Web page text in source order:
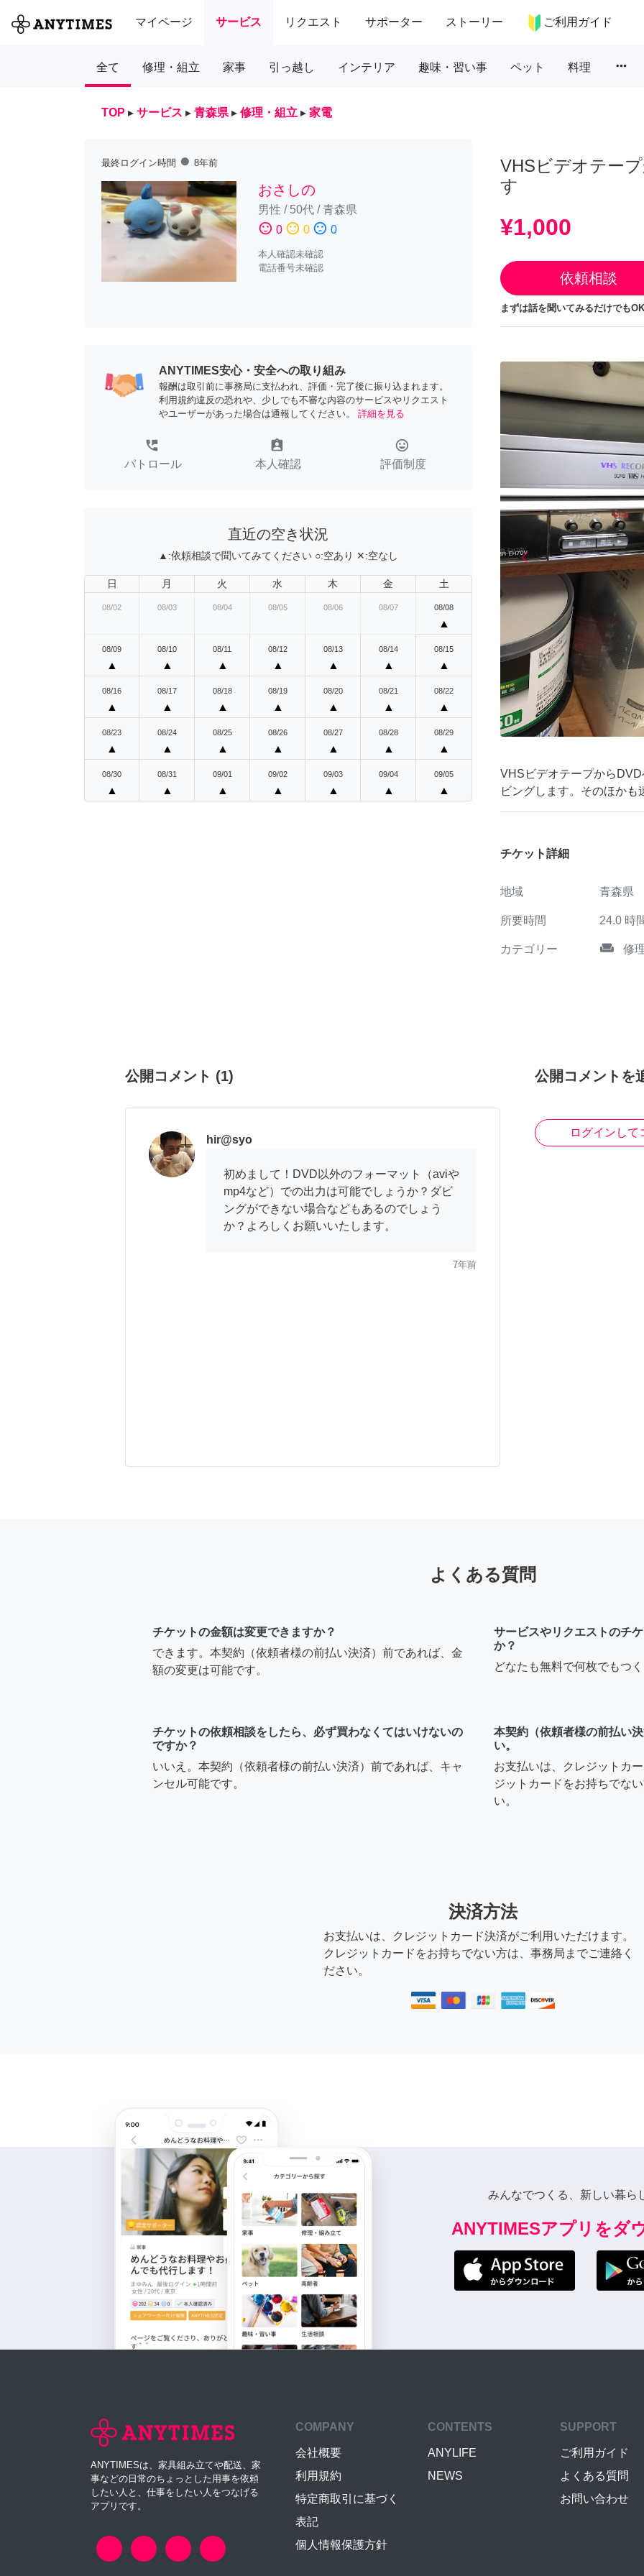
マイページ サービス リクエスト サポーター ストーリー ご利用ガイド
全て 修理・組立 家事 引っ越し インテリア 趣味・習い事 ペット 料理 more_horiz
TOP ▸ サービス ▸ 青森県 ▸ 修理・組立 ▸ 家電
最終ログイン時間 fiber_manual_record 8年前
おさしの
男性 / 50代/青森県
sentiment_satisfied 0 sentiment_neutral 0 sentiment_dissatisfied 0
本人確認未確認
電話番号未確認
ANYTIMES安心・安全への取り組み
報酬は取引前に事務局に支払われ、評価・完了後に振り込まれます。
利用規約違反の恐れや、少しでも不審な内容のサービスやリクエスト
やユーザーがあった場合は通報してください。
詳細を見る
perm_phone_msg
パトロール
assignment_ind
本人確認
tag_faces
評価制度
直近の空き状況
▲:依頼相談で聞いてみてください ○:空あり ✕:空なし
日 月 火 水 木 金 土
08/02 08/03 08/04 08/05 08/06 08/07 08/08
▲
08/09
▲
08/10
▲
08/11
▲
08/12
▲
08/13
▲
08/14
▲
08/15
▲
08/16
▲
08/17
▲
08/18
▲
08/19
▲
08/20
▲
08/21
▲
08/22
▲
08/23
▲
08/24
▲
08/25
▲
08/26
▲
08/27
▲
08/28
▲
08/29
▲
08/30
▲
08/31
▲
09/01
▲
09/02
▲
09/03
▲
09/04
▲
09/05
▲
VHSビデオテー
す
¥1,000
依頼相談
まずは話を聞いてみるだけでも
arrow_back_iosPrevious
VHSビデオテープから
ビングします。そのほかも
チケット詳細
地域 青森県
所要時間 24.0 時
カテゴリー weekend 修
公開コメント (1)
hir@syo
初めまして！DVD以外のフォーマット（aviや
mp4など）での出力は可能でしょうか？ダビ
ングができない場合などもあるのでしょう
か？よろしくお願いいたします。
7年前
公開コメントを
ログインして
よくある質問
チケットの金額は変更できますか？
できます。本契約（依頼者様の前払い決済）前であれば、金
額の変更は可能です。
サービスやリクエストのチ
か？
どなたも無料で何枚でもつ
チケットの依頼相談をしたら、必ず買わなくてはいけないの
ですか？
いいえ。本契約（依頼者様の前払い決済）前であれば、キャ
ンセル可能です。
本契約（依頼者様の前払い
い。
お支払いは、クレジットカ
ジットカードをお持ちでな
い。
決済方法
お支払いは、クレジットカード決済がご利用いただけます。
クレジットカードをお持ちでない方は、事務局までご連絡く
ださい。
みんなでつくる、新しい暮ら
ANYTIMESアプリをダ
ANYTIMESは、家具組み立てや配送、家
事などの日常のちょっとした用事を依頼
したい人と、仕事をしたい人をつなげる
アプリです。
COMPANY
会社概要
利用規約
特定商取引に基づく
表記
個人情報保護方針
CONTENTS
ANYLIFE
NEWS
SUPPORT
ご利用ガイド
よくある質問
お問い合わせ